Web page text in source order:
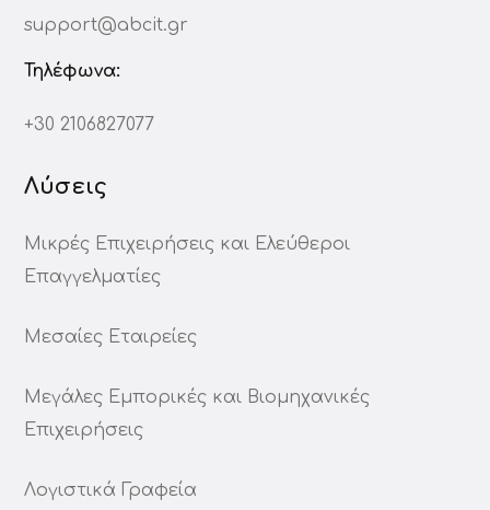
support@abcit.gr
Τηλέφωνα:
+30 2106827077
Λύσεις
Μικρές Επιχειρήσεις και Ελεύθεροι
Επαγγελματίες
Μεσαίες Εταιρείες
Μεγάλες Εμπορικές και Βιομηχανικές
Επιχειρήσεις
Λογιστικά Γραφεία